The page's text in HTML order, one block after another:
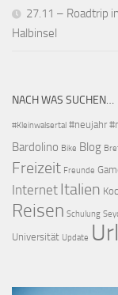
27.11 – Roadtrip
Halbinsel
NACH WAS SUCHEN…
#Kleinwalsertal #neujahr
Bardolino Bike Blog
Freizeit Freunde
Internet Italien
Reisen Schulung
Universität Update